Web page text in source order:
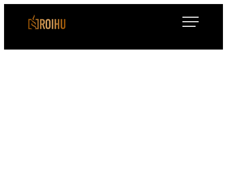
suoraanRoihulaw